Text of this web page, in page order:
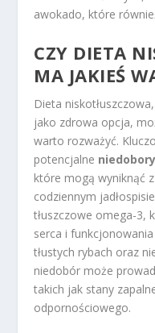
awokado, które
CZY DIETA
MA JAKIEŚ
Dieta
jako zdrowa opcja,
warto rozważyć.
potencjalne
które mogą wyniknąć
codziennym
tłuszczowe omega-3,
serca i
tłustych rybach oraz
niedobór może
takich jak stany
odpornościowego.